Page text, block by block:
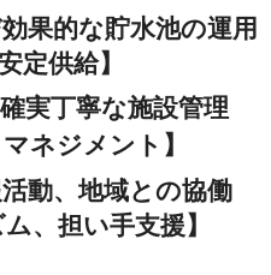
果的な貯水池の運用
定供給】
実丁寧な施設管理
ネジメント 】
動、地域との協働
、 担い手支援】